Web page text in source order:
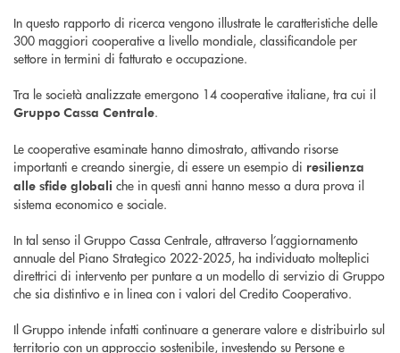
In questo rapporto di ricerca vengono illustrate le caratteristiche delle
300 maggiori cooperative a livello mondiale, classificandole per
settore in termini di fatturato e occupazione.
Tra le società analizzate emergono 14 cooperative italiane, tra cui il
Gruppo Cassa Centrale.
Le cooperative esaminate hanno dimostrato, attivando risorse
importanti e creando sinergie, di essere un esempio di resilienza
alle sfide globali che in questi anni hanno messo a dura prova il
sistema economico e sociale.
In tal senso il Gruppo Cassa Centrale, attraverso l’aggiornamento
annuale del Piano Strategico 2022-2025, ha individuato molteplici
direttrici di intervento per puntare a un modello di servizio di Gruppo
che sia distintivo e in linea con i valori del Credito Cooperativo.
Il Gruppo intende infatti continuare a generare valore e distribuirlo sul
territorio con un approccio sostenibile, investendo su Persone e